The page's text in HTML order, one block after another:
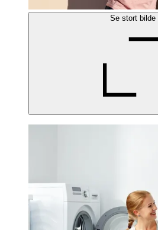
Se stort bilde